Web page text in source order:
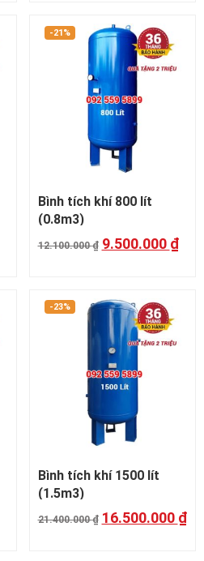
-21%
Bình tích khí 800 lít
(0.8m3)
12.100.000₫ 9.500.000 ₫
-23%
Bình tích khí 1500 lít
(1.5m3)
21.400.000₫ 16.500.000 ₫